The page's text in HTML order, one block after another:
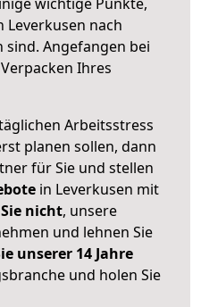
Leverkusen nach
sind. Angefangen bei
Ihres
Arbeitsstress
planen sollen, dann
für Sie und stellen
in Leverkusen mit
nicht, unsere
und lehnen Sie
unserer 14 Jahre
und holen Sie